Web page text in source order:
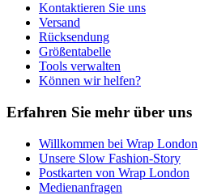
Kontaktieren Sie uns
Versand
Rücksendung
Größentabelle
Tools verwalten
Können wir helfen?
Erfahren Sie mehr über uns
Willkommen bei Wrap London
Unsere Slow Fashion-Story
Postkarten von Wrap London
Medienanfragen